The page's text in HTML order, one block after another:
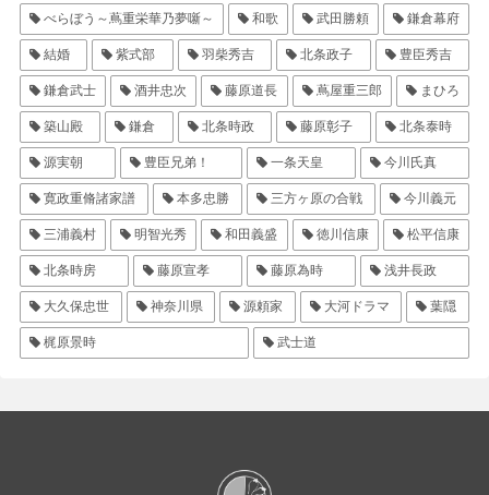
べらぼう～蔦重栄華乃夢噺～ 和歌 武田勝頼 鎌倉幕府
結婚 紫式部 羽柴秀吉 北条政子 豊臣秀吉
鎌倉武士 酒井忠次 藤原道長 蔦屋重三郎 まひろ
築山殿 鎌倉 北条時政 藤原彰子 北条泰時
源実朝 豊臣兄弟！ 一条天皇 今川氏真
寛政重脩諸家譜 本多忠勝 三方ヶ原の合戦 今川義元
三浦義村 明智光秀 和田義盛 徳川信康 松平信康
北条時房 藤原宣孝 藤原為時 浅井長政
大久保忠世 神奈川県 源頼家 大河ドラマ 葉隠
梶原景時 武士道